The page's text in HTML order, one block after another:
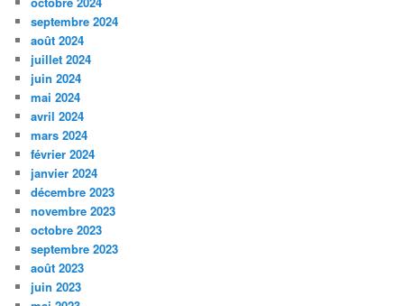
septembre 2024
août 2024
juillet 2024
juin 2024
mai 2024
avril 2024
mars 2024
février 2024
janvier 2024
décembre 2023
novembre 2023
octobre 2023
septembre 2023
août 2023
juin 2023